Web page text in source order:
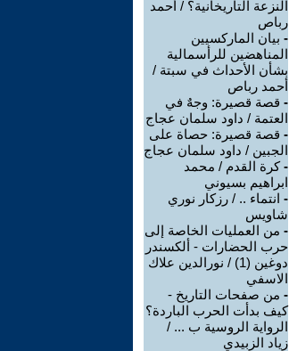
النزعة التاريخانية؟ / أحمد
رباص
- بيان الماركسيين
المناهضين للرأسمالية
بشأن الأحداث في سبتة /
أحمد رباص
- قصة قصيرة: وجهٌ في
العتمة / داود سلمان عجاج
- قصة قصيرة: حصاة على
الجبين / داود سلمان عجاج
-كرة القدم / محمد
ابراهيم بسيوني
- انتماء .. / رزكار نوري
شاويس
- من العمليات الخاصة إلى
حرب الحضارات - ألكسندر
دوغين (1) / نورالدين علاك
الاسفي
- من صفحات التاريخ -
كيف بدأت الحرب الباردة؟
الرواية الروسية ب ... /
زياد الزبيدي